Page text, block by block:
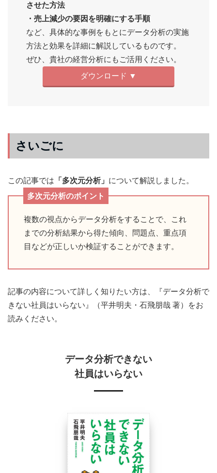
させた方法
・売上減少の要因を明確にする手順
など、具体的な事例をもとにデータ分析の実施
方法と効果を詳細に解説しているものです。
ぜひ、貴社の経営分析にもご活用ください。
ダウンロード ▼
さいごに
この記事では 「多次元分析」 について解説しました。
多次元分析のポイント
複数の視点からデータ分析をすることで、これ
までの分析結果から得た傾向、問題点、重点項
目などが正しいか検証することができます。
記事の内容について詳しく知りたい方は、『データ分析で
きない社員はいらない』（平井明夫・石飛朋哉 著）をお
読みください。
データ分析できない
社員はいらない